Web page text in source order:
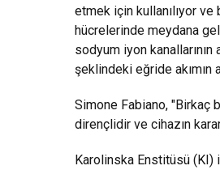
etmek için kullanılıyor
hücrelerinde meydana
sodyum iyon
şeklindeki eğride akımın
Simone Fabiano, "Birkaç
dirençlidir ve cihazın
Karolinska Enstitüsü (KI)